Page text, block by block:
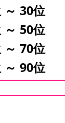
～ 30位
～ 50位
～ 70位
～ 90位